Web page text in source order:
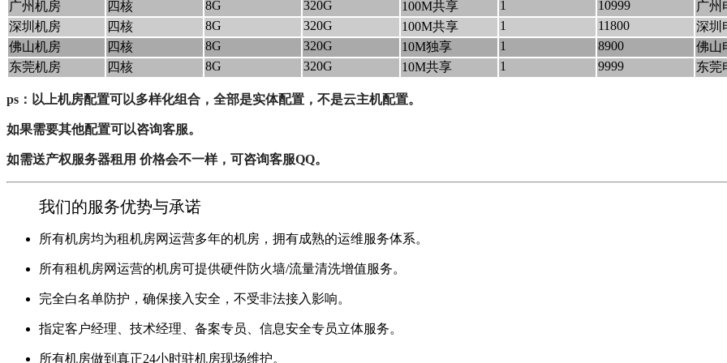
广州机房
四核 8G 320G 100M共享 1 10999
广州
深圳机房
四核 8G 320G 100M共享 1 11800
深圳
佛山机房
四核 8G 320G 10M独享 1 8900
佛山
东莞机房
四核 8G 320G 10M共享 1 9999 东莞
ps：以上机房配置可以多样化组合，全部是实体配置，不是云主机配置。
如果需要其他配置可以咨询客服。
如需送产权服务器租用 价格会不一样，可咨询客服QQ。
我们的服务优势与承诺
所有机房均为租机房网运营多年的机房，拥有成熟的运维服务体系。
所有租机房网运营的机房可提供硬件防火墙/流量清洗增值服务。
完全白名单防护，确保接入安全，不受非法接入影响。
指定客户经理、技术经理、备案专员、信息安全专员立体服务。
所有机房做到真正24小时驻机房现场维护。